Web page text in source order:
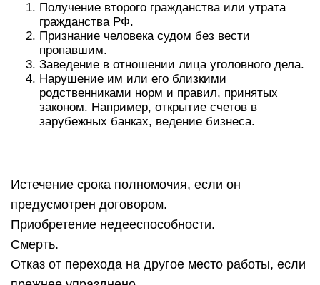
Получение второго гражданства или утрата
гражданства РФ.
Признание человека судом без вести
пропавшим.
Заведение в отношении лица уголовного дела.
Нарушение им или его близкими
родственниками норм и правил, принятых
законом. Например, открытие счетов в
зарубежных банках, ведение бизнеса.
Истечение срока полномочия, если он
предусмотрен договором.
Приобретение недееспособности.
Смерть.
Отказ от перехода на другое место работы, если